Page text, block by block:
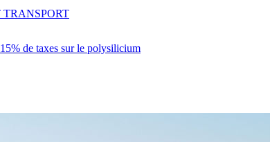
de taxes sur le polysilicium